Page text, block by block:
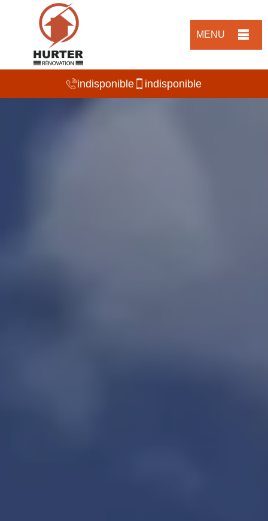
MENU
indisponible indisponible